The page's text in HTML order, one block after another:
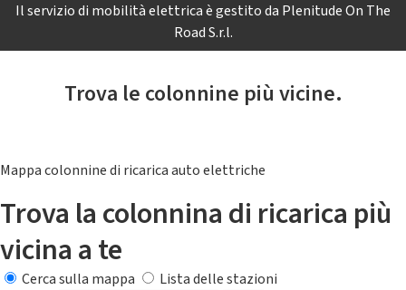
Il servizio di mobilità elettrica è gestito da Plenitude On The
Road S.r.l.
Trova le colonnine più vicine.
Mappa colonnine di ricarica auto elettriche
Trova la colonnina di ricarica più
vicina a te
Cerca sulla mappa
Lista delle stazioni